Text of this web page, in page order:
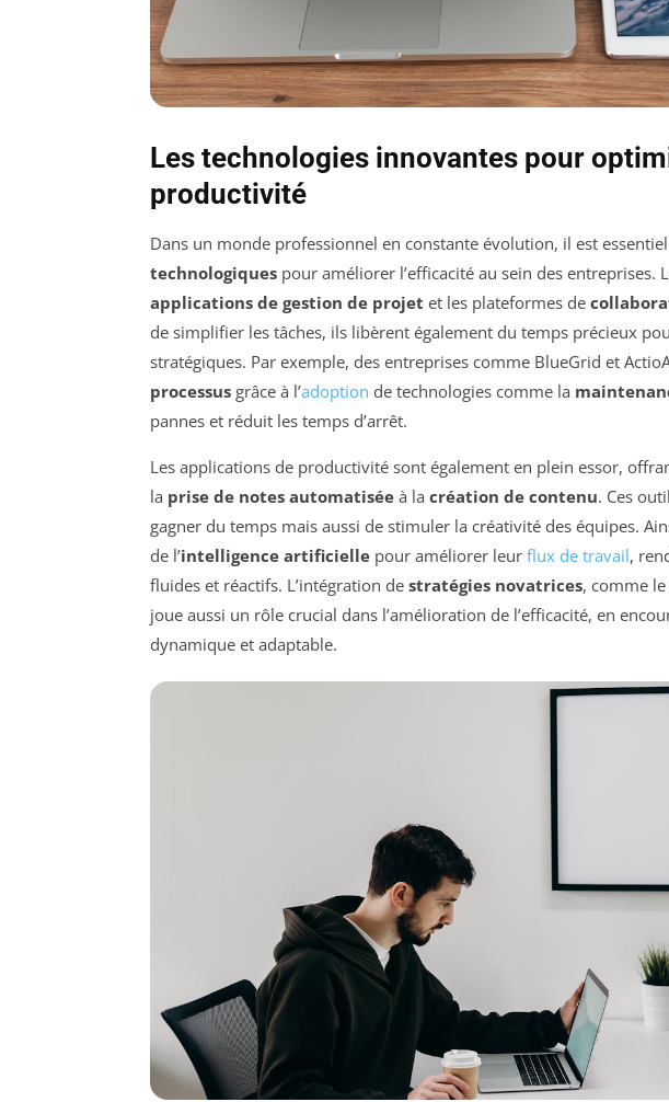
Les technologies innovantes pour
productivité
Dans un monde professionnel en constante évolution, il est
technologiques pour améliorer l’efficacité au sein des entreprises.
applications de gestion de projet et les plateformes de
de simplifier les tâches, ils libèrent également du temps précieux
stratégiques. Par exemple, des entreprises comme BlueGrid et
processus grâce à l’adoption de technologies comme la
pannes et réduit les temps d’arrêt.
Les applications de productivité sont également en plein essor,
la prise de notes automatisée à la création de contenu. Ces
gagner du temps mais aussi de stimuler la créativité des équipes.
de l’intelligence artificielle pour améliorer leur flux de travail,
fluides et réactifs. L’intégration de stratégies novatrices, comme le
joue aussi un rôle crucial dans l’amélioration de l’efficacité, en
dynamique et adaptable.